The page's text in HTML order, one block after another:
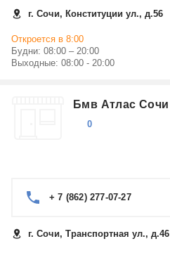
г. Сочи, Конституции ул., д.56
Откроется в 8:00
Будни: 08:00 – 20:00
Выходные: 08:00 - 20:00
Бмв Атлас Сочи
0
+ 7 (862) 277-07-27
г. Сочи, Транспортная ул., д.46